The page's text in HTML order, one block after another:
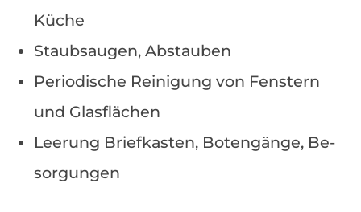
Küche
Staub­sau­gen, Ab­stau­ben
Pe­ri­odi­sche Rei­ni­gung von Fens­tern
und Glas­flä­chen
Lee­rung Brief­kas­ten, Bo­ten­gän­ge, Be­
sor­gun­gen